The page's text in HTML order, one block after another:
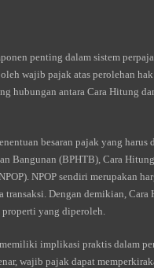
penting dalam sistem
wajib pajak atas perolehan hak
hubungan antara Cara Hitung
besaran pajak yang
Bangunan (BPHTB), Cara
NPOP sendiri merupakan
transaksi. Dengan demikian,
properti yang diperoleh.
implikasi praktis dalam
wajib pajak dapat